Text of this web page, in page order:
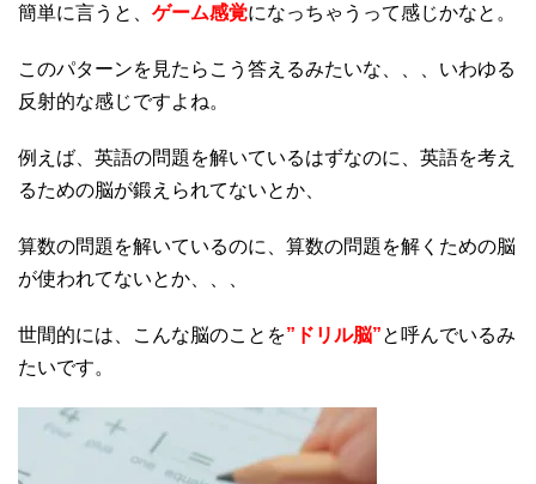
簡単に言うと、 ゲーム感覚になっちゃうって感じかなと。
このパターンを見たらこう答えるみたいな、、、いわゆる
反射的な感じですよね。
例えば、英語の問題を解いているはずなのに、英語を考え
るための脳が鍛えられてないとか、
算数の問題を解いているのに、算数の問題を解くための脳
が使われてないとか、、、
世間的には、こんな脳のことを”ドリル脳”と呼んでいるみ
たいです。